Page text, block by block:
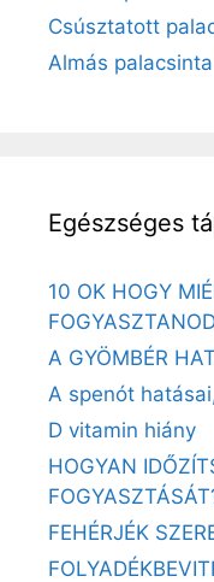
Csúsztatott
Almás
Egészséges
10 OK HOGY
A GYÖMBÉR
A spenót
D vitamin hiány
HOGYAN
FEHÉRJÉK